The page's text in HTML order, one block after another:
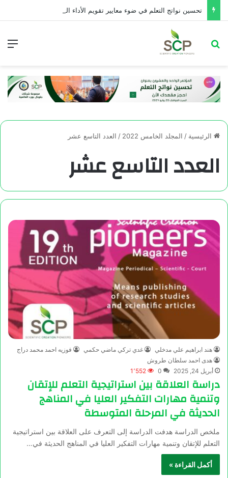
تحسین نواتج التعلم في ضوء معايير تقويم الأداء التربوي
الرئيسية / المجلد الخامس 2022 / العدد التاسع عشر
العدد التاسع عشر
هند ابراهيم علي مدخلي غدي تركي ماضي حكمي
فوزيه احمد محمد دراج
هدى احمد سلطان طروش
أبريل 24, 2025
0 1٬552
دراسة العلاقة بين استراتيجية التعلم للإتقان
وتنمية مهارات التفكير العليا في المناهج
الحديثة في المرحلة المتوسطة
ملخص الدراسة هدفت الدراسة إلى التعرف على العلاقة بين استراتيجية
التعلم للإتقان وتنمية مهارات التفكير العليا في المناهج الحديثة في…
أكمل القراءة »